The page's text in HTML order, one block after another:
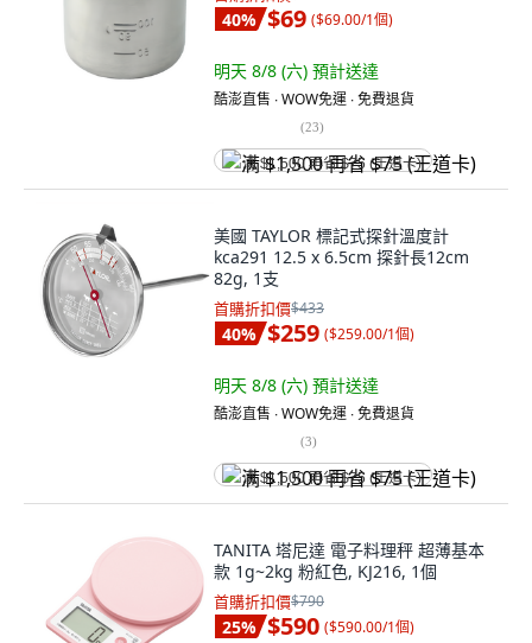
40% $69 ($69.00/1個)
明天 8/8 (六) 預計送達
酷澎直售 ∙ WOW免運 ∙ 免費退貨
(23)
满 $1,500 再省 $75 (王道卡)
美國 TAYLOR 標記式探針溫度計
kca291 12.5 x 6.5cm 探針長12cm
82g, 1支
首購折扣價$433
40% $259 ($259.00/1個)
明天 8/8 (六) 預計送達
酷澎直售 ∙ WOW免運 ∙ 免費退貨
(3)
满 $1,500 再省 $75 (王道卡)
TANITA 塔尼達 電子料理秤 超薄基本
款 1g~2kg 粉紅色, KJ216, 1個
首購折扣價$790
25% $590 ($590.00/1個)